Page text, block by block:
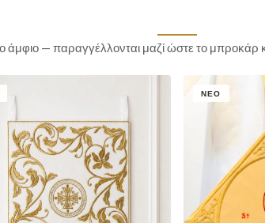
άμφιο — παραγγέλλονται μαζί ώστε το μπροκάρ
ΝΈΟ